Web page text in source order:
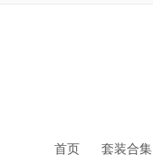
首页 套装合集